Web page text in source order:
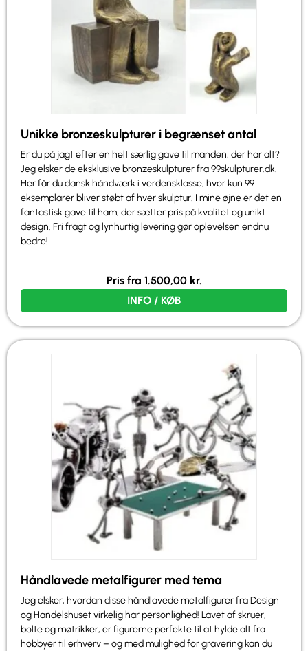
Unikke bronzeskulpturer i begrænset antal
Er du på jagt efter en helt særlig gave til manden, der har alt?
Jeg elsker de eksklusive bronzeskulpturer fra 99skulpturer.dk.
Her får du dansk håndværk i verdensklasse, hvor kun 99
eksemplarer bliver støbt af hver skulptur. I mine øjne er det en
fantastisk gave til ham, der sætter pris på kvalitet og unikt
design. Fri fragt og lynhurtig levering gør oplevelsen endnu
bedre!
Pris fra 1.500,00 kr.
INFO / KØB
Håndlavede metalfigurer med tema
Jeg elsker, hvordan disse håndlavede metalfigurer fra Design
og Handelshuset virkelig har personlighed! Lavet af skruer,
bolte og møtrikker, er figurerne perfekte til at hylde alt fra
hobbyer til erhverv – og med mulighed for gravering kan du